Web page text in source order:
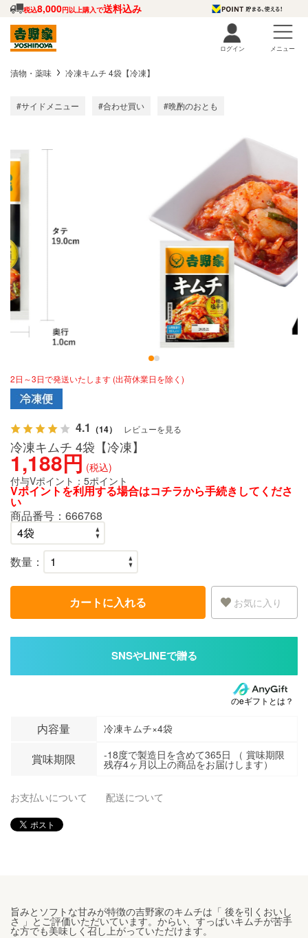
税込8,000円以上購入で送料込み
ログイン メニュー
漬物・薬味 冷凍キムチ 4袋【冷凍】
#サイドメニュー #合わせ買い #晩酌のおとも
2日～3日で発送いたします (出荷休業日を除く)
4.1 （14） レビューを見る
冷凍キムチ 4袋【冷凍】
1,188円 (税込)
付与Vポイント： 5ポイント
Vポイントを利用する場合はコチラから手続きしてくださ
い
商品番号： 666768
数量：
カートに入れる お気に入り
のeギフトとは？
内容量 冷凍キムチ×4袋
賞味期限 -18度で製造日を含めて365日 （ 賞味期限
残存4ヶ月以上の商品をお届けします）
お支払いについて 配送について
旨みとソフトな甘みが特徴の吉野家のキムチは「 後を引くおいし
さ 」とご評価いただいています。からい、すっぱいキムチが苦手
な方でも美味しく召し上がっていただけます。